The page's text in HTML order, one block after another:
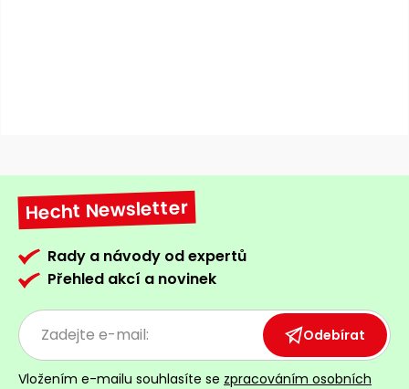
Hecht Newsletter
Rady a návody od expertů
Přehled akcí a novinek
Odebírat
Vložením e-mailu souhlasíte se zpracováním osobních